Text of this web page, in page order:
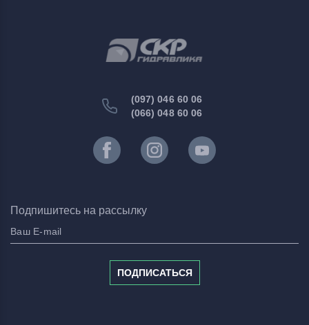
(097) 046 60 06
(066) 048 60 06
Подпишитесь на рассылку
ПОДПИСАТЬСЯ